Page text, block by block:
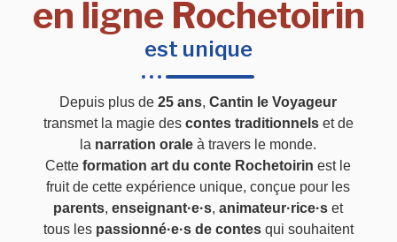
en ligne Rochetoirin
est unique
Depuis plus de25 ans,Cantin le Voyageur
transmet la magie des contes traditionnelset de
la narration orale à travers le monde.
Cetteformation art du conte Rochetoirin est le
fruit de cette expérience unique, conçue pour les
parents,enseignant·e·s,animateur·rice·s et
tous les passionné·e·s de contesqui souhaitent